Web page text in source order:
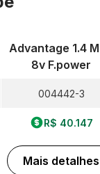
Advantage 1.4
8v F.power
004442-3
R$ 40.147
Mais detalhes